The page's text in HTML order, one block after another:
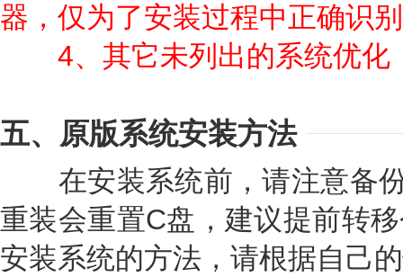
器，仅为了安装过程中正确识
4、其它未列出的系统优化
五、原版系统安装方法
在安装系统前，请注意备份
重装会重置C盘，建议提前转
安装系统的方法，请根据自己